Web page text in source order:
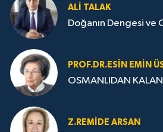
ALI TALAK
Doğanın Dengesi ve
PROF.DR.ESIN EMIN
OSMANLIDAN
Z.REMIDE ARSAN